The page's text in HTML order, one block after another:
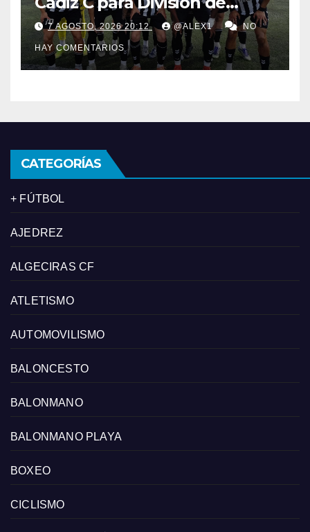
Honor y ofrece su plaza en
Primera al filial de la RB
Linense
7 AGOSTO, 2026 20:12 @ALEX1 NO
HAY COMENTARIOS
CATEGORÍAS
+ FÚTBOL
AJEDREZ
ALGECIRAS CF
ATLETISMO
AUTOMOVILISMO
BALONCESTO
BALONMANO
BALONMANO PLAYA
BOXEO
CICLISMO